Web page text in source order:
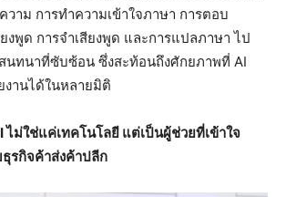
วาม การทำความเข้าใจภาษา การตอบ
งพูด การจำเสียงพูด และการแปลภาษา ไป
นทนาที่ซับซ้อน ซึ่งสะท้อนถึงศักยภาพที่ AI
งานได้ในหลายมิติ
ไม่ใช่แค่เทคโนโลยี แต่เป็นผู้ช่วยที่เข้าใจ
รกิจค้าส่งค้าปลีก